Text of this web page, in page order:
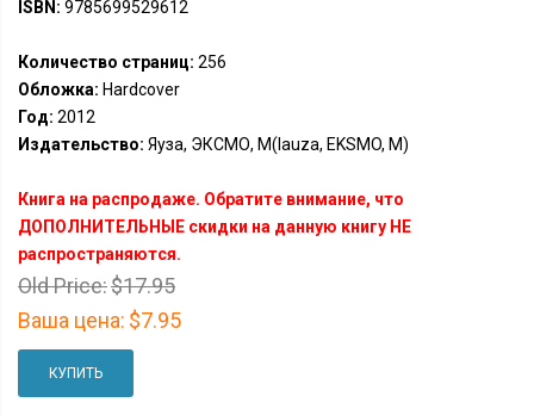
ISBN: 9785699529612
Количество страниц: 256
Обложка: Hardcover
Год: 2012
Издательство: Яуза, ЭКСМО, М(Iauza, EKSMO, M)
Книга на распродаже. Обратите внимание, что
ДОПОЛНИТЕЛЬНЫЕ скидки на данную книгу НЕ
распространяются.
Old Price:$17.95
Ваша цена: $7.95
КУПИТЬ